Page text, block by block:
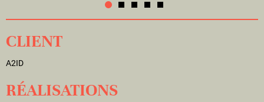
CLIENT
A2ID
RÉALISATIONS